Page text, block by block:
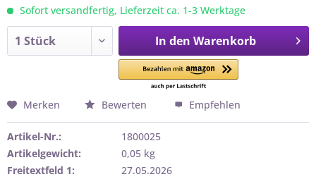
Sofort versandfertig, Lieferzeit ca. 1-3 Werktage
In den Warenkorb
Merken Bewerten Empfehlen
Artikel-Nr.:
1800025
Artikelgewicht:
0,05 kg
Freitextfeld 1:
27.05.2026